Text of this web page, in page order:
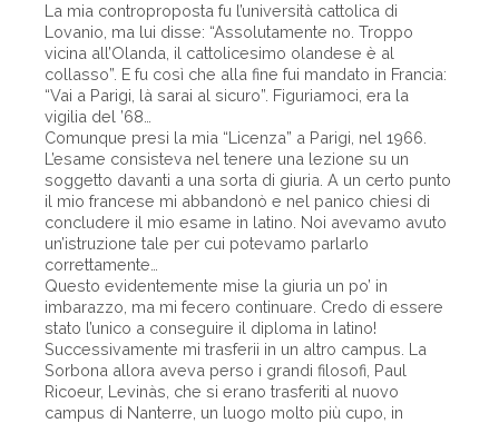
La mia controproposta fu l’università cattolica di
Lovanio, ma lui disse: “Assolutamente no. Troppo
vicina all’Olanda, il cattolicesimo olandese è al
collasso”. E fu così che alla fine fui mandato in Francia:
“Vai a Parigi, là sarai al sicuro”. Figuriamoci, era la
vigilia del ’68…
Comunque presi la mia “Licenza” a Parigi, nel 1966.
L’esame consisteva nel tenere una lezione su un
soggetto davanti a una sorta di giuria. A un certo punto
il mio francese mi abbandonò e nel panico chiesi di
concludere il mio esame in latino. Noi avevamo avuto
un’istruzione tale per cui potevamo parlarlo
correttamente…
Questo evidentemente mise la giuria un po’ in
imbarazzo, ma mi fecero continuare. Credo di essere
stato l’unico a conseguire il diploma in latino!
Successivamente mi trasferii in un altro campus. La
Sorbona allora aveva perso i grandi filosofi, Paul
Ricoeur, Levinàs, che si erano trasferiti al nuovo
campus di Nanterre, un luogo molto più cupo, in